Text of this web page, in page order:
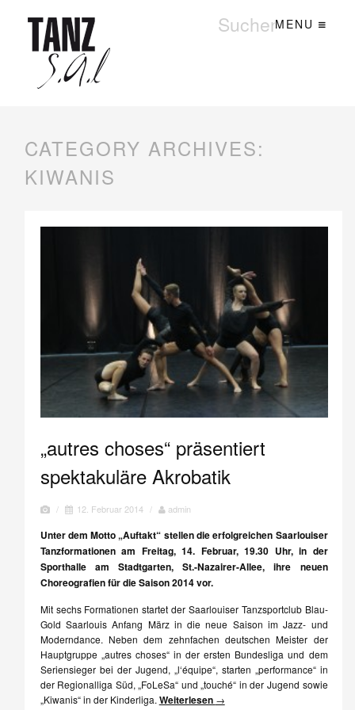
MENU
CATEGORY ARCHIVES:
KIWANIS
„autres choses“ präsentiert
spektakuläre Akrobatik
/ 12. Februar 2014 / admin
Unter dem Motto „Auftakt“ stellen die erfolgreichen Saarlouiser
Tanzformationen am Freitag, 14. Februar, 19.30 Uhr, in der
Sporthalle am Stadtgarten, St.-Nazairer-Allee, ihre neuen
Choreografien für die Saison 2014 vor.
Mit sechs Formationen startet der Saarlouiser Tanzsportclub Blau-
Gold Saarlouis Anfang März in die neue Saison im Jazz- und
Moderndance. Neben dem zehnfachen deutschen Meister der
Hauptgruppe „autres choses“ in der ersten Bundesliga und dem
Seriensieger bei der Jugend, „l‘équipe“, starten „performance“ in
der Regionalliga Süd, „FoLeSa“ und „touché“ in der Jugend sowie
„Kiwanis“ in der Kinderliga. Weiterlesen →